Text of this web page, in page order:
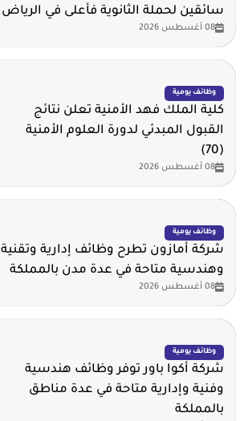
سائقين لحملة الثانوية فأعلى في الرياض
08 أغسطس 2026
وظائف يومية
كلية الملك فهد الأمنية تعلن نتائج
القبول المبدئي لدورة العلوم الأمنية
(70)
08 أغسطس 2026
وظائف يومية
شركة أمازون تطرح وظائف إدارية وتقنية
وهندسية متاحة في عدة مدن بالمملكة
08 أغسطس 2026
وظائف يومية
شركة أكوا باور توفر وظائف هندسية
وفنية وإدارية متاحة في عدة مناطق
بالمملكة